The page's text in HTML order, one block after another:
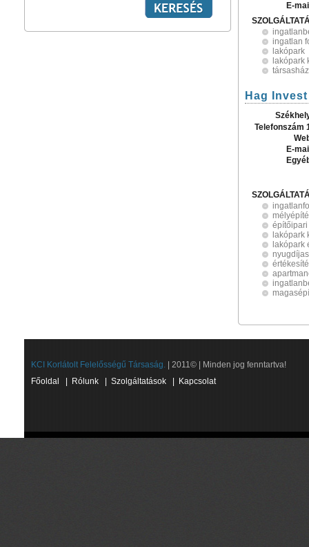
E-
ingatlan
lakópark
lakópark
Hag
Telefonszám
E-
lakópark
lakópark
KCI Korlátolt Felelősségű Társaság. | 2011© | Minden jog fenntartva!
Főoldal
Rólunk Szolgáltatások Kapcsolat